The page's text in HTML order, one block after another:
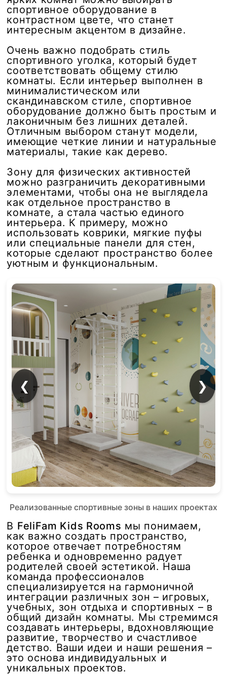
спортивное оборудование в
контрастном цвете, что станет
интересным акцентом в дизайне.
Очень важно подобрать стиль
спортивного уголка, который будет
соответствовать общему стилю
комнаты. Если интерьер выполнен в
минималистическом или
скандинавском стиле, спортивное
оборудование должно быть простым и
лаконичным без лишних деталей.
Отличным выбором станут модели,
имеющие четкие линии и натуральные
материалы, такие как дерево.
Зону для физических активностей
можно разграничить декоративными
элементами, чтобы она не выглядела
как отдельное пространство в
комнате, а стала частью единого
интерьера. К примеру, можно
использовать коврики, мягкие пуфы
или специальные панели для стен,
которые сделают пространство более
уютным и функциональным.
❮ ❯
Реализованные спортивные зоны в наших проектах
В FeliFam Kids Rooms мы понимаем,
как важно создать пространство,
которое отвечает потребностям
ребенка и одновременно радует
родителей своей эстетикой. Наша
команда профессионалов
специализируется на гармоничной
интеграции различных зон – игровых,
учебных, зон отдыха и спортивных – в
общий дизайн комнаты. Мы стремимся
создавать интерьеры, вдохновляющие
развитие, творчество и счастливое
детство. Ваши идеи и наши решения –
это основа индивидуальных и
уникальных проектов.